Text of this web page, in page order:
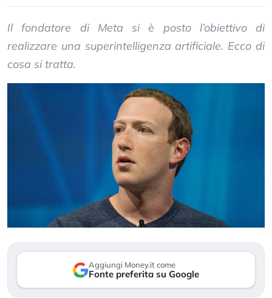
Il fondatore di Meta si è posto l’obiettivo di
realizzare una superintelligenza artificiale. Ecco di
cosa si tratta.
Aggiungi Money.it come
Fonte preferita su Google